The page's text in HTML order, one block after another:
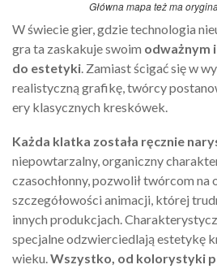
Główna mapa też ma
W świecie gier, gdzie technologia
gra ta zaskakuje swoim odważnym
do estetyki. Zamiast ścigać się w
realistyczną grafikę, twórcy
ery klasycznych kreskówek.
Każda klatka została ręcznie
niepowtarzalny, organiczny
czasochłonny, pozwolił twórcom na
szczegółowości animacji, której
innych produkcjach.
specjalne odzwierciedlają estetykę
wieku.Wszystko, od kolorystyki